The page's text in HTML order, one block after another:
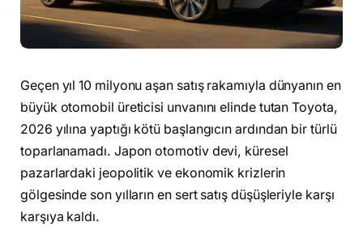
Geçen yıl 10 milyonu aşan satış rakamıyla dünyanın en
büyük otomobil üreticisi unvanını elinde tutan Toyota,
2026 yılına yaptığı kötü başlangıcın ardından bir türlü
toparlanamadı. Japon otomotiv devi, küresel
pazarlardaki jeopolitik ve ekonomik krizlerin
gölgesinde son yılların en sert satış düşüşleriyle karşı
karşıya kaldı.